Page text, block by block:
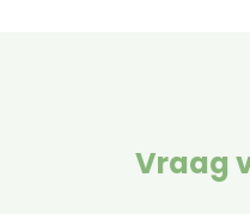
Vraag